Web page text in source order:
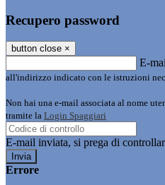
Recupero password
button close ×
E-
all'indirizzo indicato con le istruzioni
Non hai una e-mail associata al nome
tramite la Login Spaggiari
E-mail inviata, si prega di
Errore